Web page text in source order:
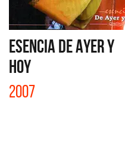
ESENCIA DE AYER Y
HOY
2007